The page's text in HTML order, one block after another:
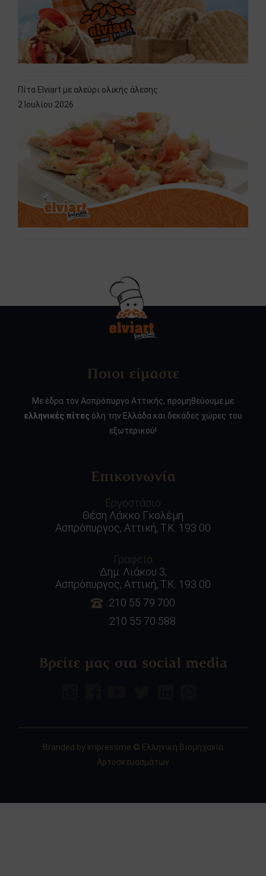
Πίτα Elviart με αλεύρι ολικής άλεσης
2 Ιουλίου 2026
Ποιοι είμαστε
Με έδρα τον Ασπρόπυργο Αττικής, προμηθεύουμε με
ελληνικές πίτες όλη την Ελλάδα και δεκάδες χώρες του
εξωτερικού!
Επικοινωνία
Εργοστάσιο
Θέση Λάκκο Γκολέμη
Ασπρόπυργος, Αττική, Τ.Κ. 193 00
Γραφεία
Δημ. Λιάκου 3,
Ασπρόπυργος, Αττική, Τ.Κ. 193 00
:210 55 79 700
:210 55 70 588
Βρείτε μας στα social media
Branded by impressme © Ελληνική Βιομηχανία
Αρτοσκευασμάτων